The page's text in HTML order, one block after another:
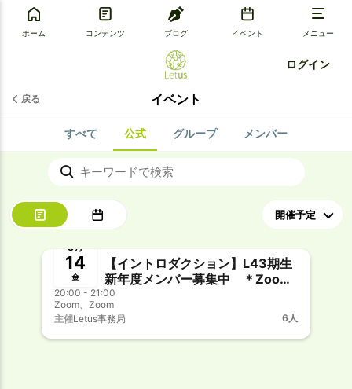
ホーム コンテンツ ブログ イベント メニュー
ログイン
戻る イベント
すべて 公式 グループ メンバー
募集中
8月
14
金
【イントロダクション】L43期生
新年度メンバー募集中 ＊Zoom
開催
20:00 - 21:00
Zoom、Zoom
主催Letus事務局 6人